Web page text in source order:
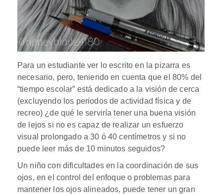
Para un estudiante ver lo escrito en la pizarra es
necesario, pero, teniendo en cuenta que el 80% del
“tiempo escolar” está dedicado a la visión de cerca
(excluyendo los periodos de actividad física y de
recreo) ¿de qué le serviría tener una buena visión
de lejos si no es capaz de realizar un esfuerzo
visual prolongado a 30 ó 40 centímetros y si no
puede leer más de 10 minutos seguidos?
Un niño con dificultades en la coordinación de sus
ojos, en el control del enfoque o problemas para
mantener los ojos alineados, puede tener un gran